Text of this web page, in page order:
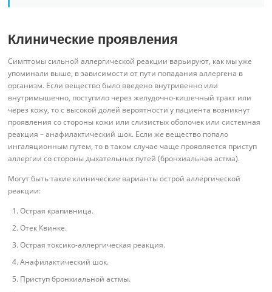
Клинические проявления
Симптомы сильной аллергической реакции варьируют, как мы уже
упоминали выше, в зависимости от пути попадания аллергена в
организм. Если вещество было введено внутривенно или
внутримышечно, поступило через желудочно-кишечный тракт или
через кожу, то с высокой долей вероятности у пациента возникнут
проявления со стороны кожи или слизистых оболочек или системная
реакция – анафилактический шок. Если же вещество попало
ингаляционным путем, то в таком случае чаще проявляется приступ
аллергии со стороны дыхательных путей (бронхиальная астма).
Могут быть такие клинические варианты острой аллергической
реакции:
Острая крапивница.
Отек Квинке.
Острая токсико-аллергическая реакция.
Анафилактический шок.
Приступ бронхиальной астмы.